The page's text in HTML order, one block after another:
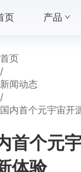
页 产品
首页
/
新闻动态
/
国内首个元宇宙开
首个元
体验